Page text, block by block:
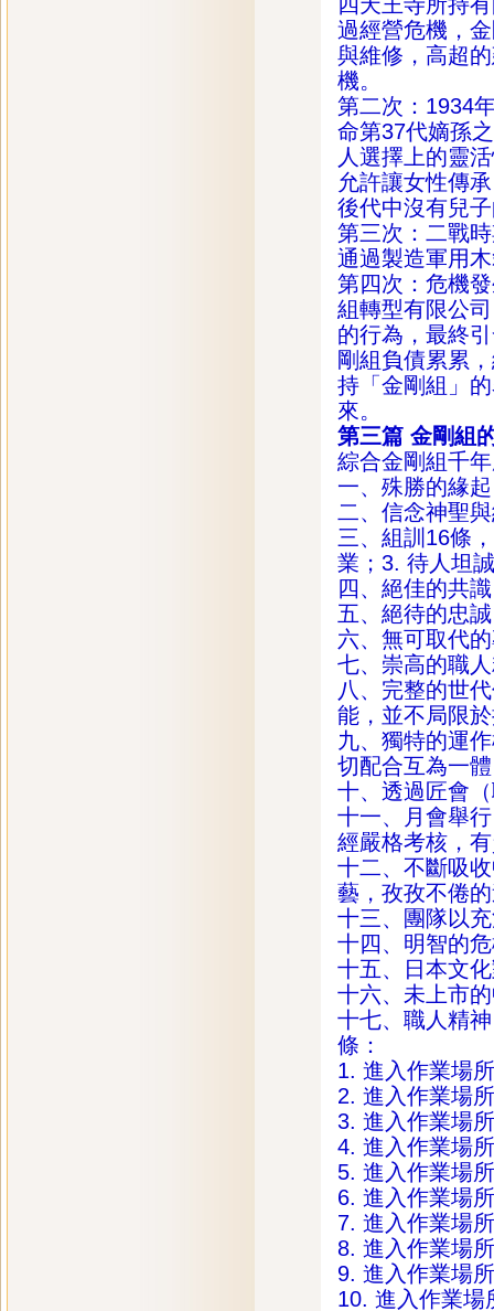
過經營危機，
與維修，高超
機。
第二次：1934
命第37代嫡孫
人選擇上的靈
允許讓女性傳
後代中沒有兒
第三次：二戰
通過製造軍用
第四次：危機
組轉型有限公
的行為，最終
剛組負債累累
持「金剛組」
來。
第三篇 金剛組
綜合金剛組千
一、殊勝的緣
二、信念神聖
三、組訓16條
業；3. 待人坦
四、絕佳的共
五、絕待的忠
六、無可取代
七、崇高的職
八、完整的世
能，並不局限
九、獨特的運
切配合互為一
十、透過匠會
十一、月會舉
經嚴格考核，
十二、不斷吸
藝，孜孜不倦
十三、團隊以
十四、明智的
十五、日本文
十六、未上市
十七、職人精
條：
1. 進入作業場
2. 進入作業場
3. 進入作業場
4. 進入作業場
5. 進入作業場
6. 進入作業場
7. 進入作業場
8. 進入作業場
9. 進入作業場
10. 進入作業場